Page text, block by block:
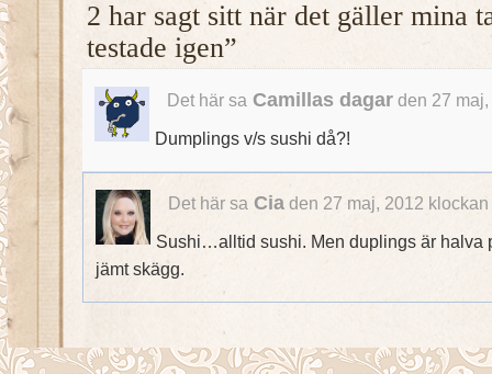
2 har sagt sitt när det gäller mina
testade igen”
Det här saCamillas dagarden 27 maj,
Dumplings v/s sushi då?!
Det här saCiaden 27 maj, 2012 klockan
Sushi…alltid sushi. Men duplings är halva
jämt skägg.